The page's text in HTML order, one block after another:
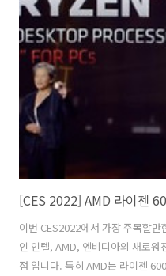
이번 CES2022에서 가장 주목할
인 인텔, AMD, 엔비디아의 새로워
점 입니다. 특히 AMD는 라이젠